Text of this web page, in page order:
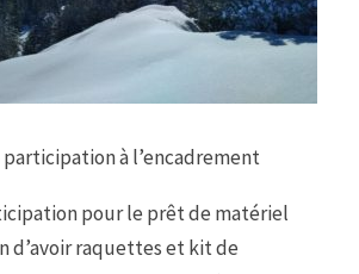
participation à l’encadrement
pour le prêt de matériel
d’avoir raquettes et kit de